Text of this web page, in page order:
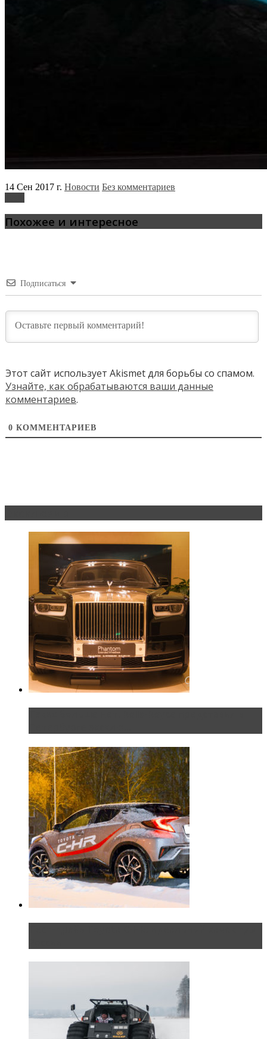
14 Сен 2017 г. Новости Без комментариев
Похожее и интересное
Подписаться
Этот сайт использует Akismet для борьбы со спамом.
Узнайте, как обрабатываются ваши данные
комментариев.
0 КОММЕНТАРИЕВ